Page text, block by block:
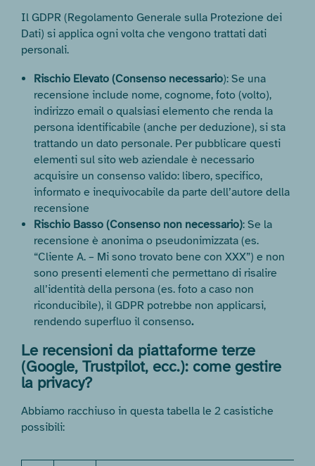
Il GDPR (Regolamento Generale sulla Protezione dei
Dati) si applica ogni volta che vengono trattati dati
personali.
Rischio Elevato (Consenso necessario): Se una
recensione include nome, cognome, foto (volto),
indirizzo email o qualsiasi elemento che renda la
persona identificabile (anche per deduzione), si sta
trattando un dato personale. Per pubblicare questi
elementi sul sito web aziendale è necessario
acquisire un consenso valido: libero, specifico,
informato e inequivocabile da parte dell’autore della
recensione
Rischio Basso (Consenso non necessario): Se la
recensione è anonima o pseudonimizzata (es.
“Cliente A. – Mi sono trovato bene con XXX”) e non
sono presenti elementi che permettano di risalire
all’identità della persona (es. foto a caso non
riconducibile), il GDPR potrebbe non applicarsi,
rendendo superfluo il consenso.
Le recensioni da piattaforme terze
(Google, Trustpilot, ecc.): come gestire
la privacy?
Abbiamo racchiuso in questa tabella le 2 casistiche
possibili: